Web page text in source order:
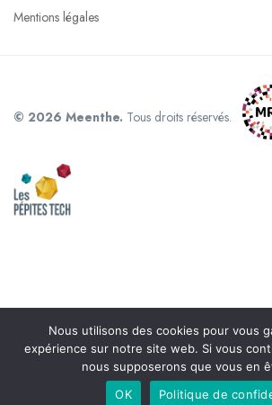
Mentions légales
© 2026 Meenthe. Tous droits réservés.
Nous utilisons des cookies pour vous
expérience sur notre site web. Si vous
nous supposerons que vous en
OK
Politique de